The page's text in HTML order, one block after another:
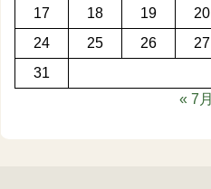
17
18 19 20
24
25 26 27
31
« 7月